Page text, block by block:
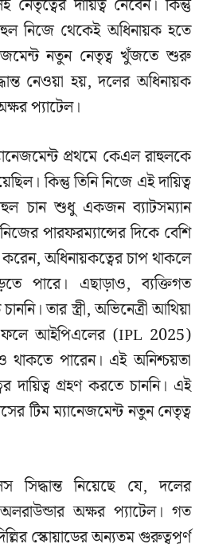
দায়িত্ব নেবেন। কিন্তু
নিজে থেকেই অধিনায়ক হতে
নতুন নেতৃত্ব খুঁজতে শুরু
নেওয়া হয়, দলের অধিনায়ক
প্যাটেল।
প্রথমে কেএল রাহুলকে
কিন্তু তিনি নিজে এই দায়িত্ব
চান শুধু একজন ব্যাটসম্যান
পারফরম্যান্সের দিকে বেশি
অধিনায়কত্বের চাপ থাকলে
পারে। এছাড়াও, ব্যক্তিগত
তার স্ত্রী, অভিনেত্রী আথিয়া
ফলে আইপিএলের (IPL 2025)
থাকতে পারেন। এই অনিশ্চয়তা
দায়িত্ব গ্রহণ করতে চাননি। এই
টিম ম্যানেজমেন্ট নতুন নেতৃত্ব
সিদ্ধান্ত নিয়েছে যে, দলের
অক্ষর প্যাটেল। গত
স্কোয়াডের অন্যতম গুরুত্বপূর্ণ